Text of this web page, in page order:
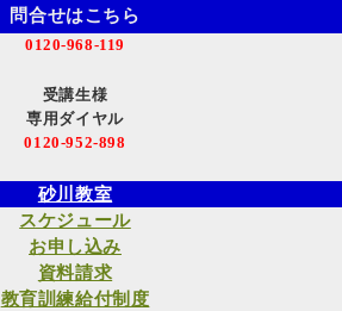
問合せはこちら
0120-968-119
受講生様
専用ダイヤル
0120-952-898
砂川教室
スケジュール
お申し込み
資料請求
教育訓練給付制度